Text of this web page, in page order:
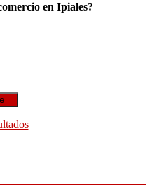
en Ipiales?